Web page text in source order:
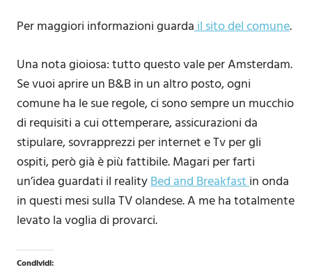
Per maggiori informazioni guardail sito del comune.
Una nota gioiosa: tutto questo vale per Amsterdam.
Se vuoi aprire un B&B in un altro posto, ogni
comune ha le sue regole, ci sono sempre un mucchio
di requisiti a cui ottemperare, assicurazioni da
stipulare, sovrapprezzi per internet e Tv per gli
ospiti, però già è più fattibile. Magari per farti
un’idea guardati il realityBed and Breakfastin onda
in questi mesi sulla TV olandese. A me ha totalmente
levato la voglia di provarci.
Condividi: